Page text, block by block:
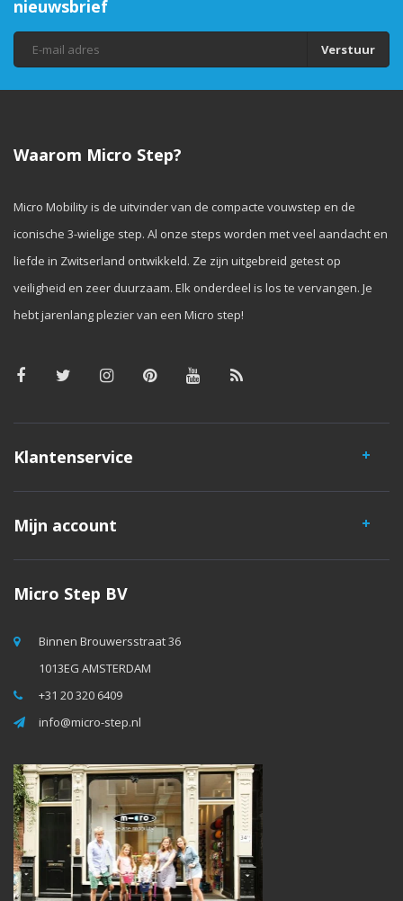
nieuwsbrief
Verstuur
Waarom Micro Step?
Micro Mobility is de uitvinder van de compacte vouwstep en de
iconische 3-wielige step. Al onze steps worden met veel aandacht en
liefde in Zwitserland ontwikkeld. Ze zijn uitgebreid getest op
veiligheid en zeer duurzaam. Elk onderdeel is los te vervangen. Je
hebt jarenlang plezier van een Micro step!
Klantenservice
Mijn account
Micro Step BV
Binnen Brouwersstraat 36
1013EG AMSTERDAM
+31 20 320 6409
info@micro-step.nl